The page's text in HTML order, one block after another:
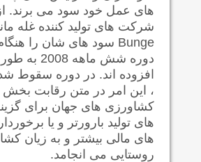
های عمل خود سود می برند. از
شرکت های تولید کننده غله
Bunge سود های شان را
دوره شش
افزوده اند. در دوره سقوط
، این امر در متن رقابت بخش
کشاورزی های جهان برای
های تولید بارورتر و یا
های مالی بیشتر و به زیان
روستایی می انجامد.